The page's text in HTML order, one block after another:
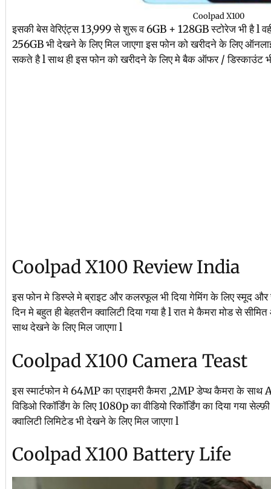
Coolpad X100
इसकी बेस वेरिएंट्स 13,999 से शुरू व 6GB + 128GB स्टोरेज भी है l
256GB भी देखने के लिए मिल जाएगा इस फोन को खरीदने के लिए
सकते है l साथ ही इस फोन को खरीदने के लिए मे बैक ऑफर / डिस्काउंट भी
Coolpad X100 Review India
इस फोन मे डिस्प्ले मे ब्राइट और कलरफूल भी दिया गेमिंग के लिए स्मूद
दिन मे बहुत ही बेहतरीन क्वालिटी दिया गया है l रात मे कैमरा मोड से
साथ देखने के लिए मिल जाएगा l
Coolpad X100 Camera Teast
इस स्मार्टफोन मे 64MP का प्राइमरी कैमरा ,2MP डेप्थ कैमरा के साथ
विडिओ रिकॉर्डिंग के लिए 1080p का वीडियो रिकॉर्डिंग का दिया गया
क्वालिटी लिमिटेड भी देखने के लिए मिल जाएगा l
Coolpad X100 Battery Life